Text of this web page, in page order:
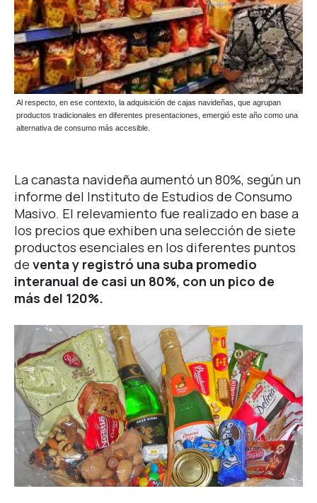
Al respecto, en ese contexto, la adquisición de cajas navideñas, que agrupan
productos tradicionales en diferentes presentaciones, emergió este año como una
alternativa de consumo más accesible.
La canasta navideña aumentó un 80%, según un
informe del Instituto de Estudios de Consumo
Masivo. El relevamiento fue realizado en base a
los precios que exhiben una selección de siete
productos esenciales en los diferentes puntos
de venta y registró una suba promedio
interanual de casi un 80%, con un pico de
más del 120%.